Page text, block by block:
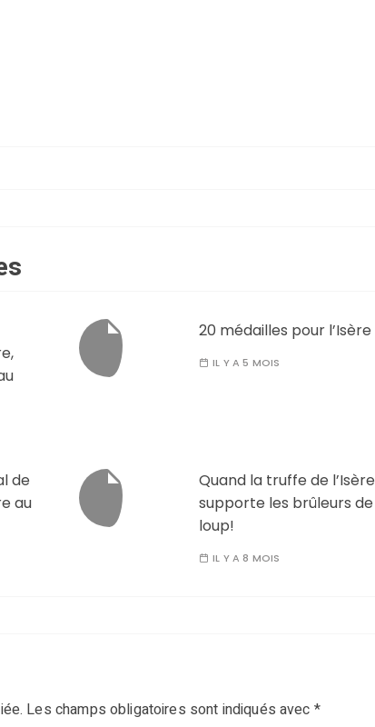
20 médailles pour l’Isère
IL Y A 5 MOIS
de
au
Quand la truffe de l’Isère
supporte les brûleurs de
loup!
IL Y A 8 MOIS
Les champs obligatoires sont indiqués avec *